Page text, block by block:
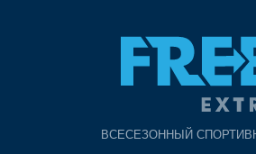
ВСЕСЕЗОННЫЙ